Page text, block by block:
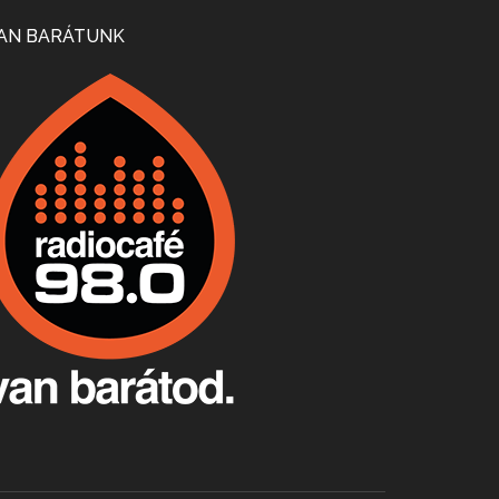
Apr 24, 2026 • 00:38:10
Villány, kékfrankos, Jackfall
Apr 17, 2026 • 00:35:38
Apr 9, 2026 • 00:37:17
BARÁTUNK